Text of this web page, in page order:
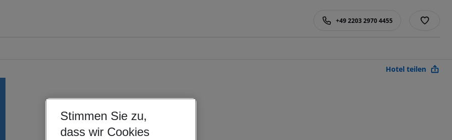
+49 2203 2970 4455
Hotel teilen
Stimmen Sie zu,
dass wir Cookies